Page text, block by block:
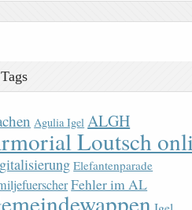
Tags
Agulia Igel ALGH
Loutsch
Elefantenparade
Fehler im AL